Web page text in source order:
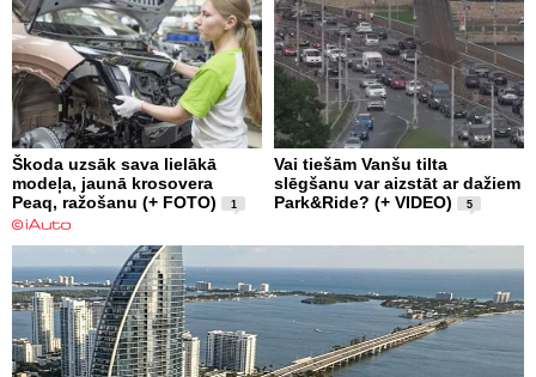
Škoda uzsāk sava lielākā
modeļa, jaunā krosovera
Peaq, ražošanu (+ FOTO)
1
Vai tiešām Vanšu tilta
slēgšanu var aizstāt ar dažiem
Park&Ride? (+ VIDEO)
5